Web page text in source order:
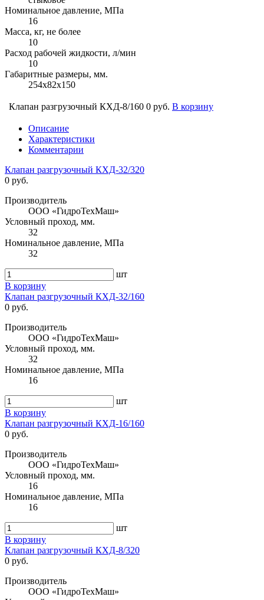
Номинальное давление, МПа
16
Масса, кг, не более
10
Расход рабочей жидкости, л/мин
10
Габаритные размеры, мм.
254х82х150
Клапан разгрузочный КХД-8/160 0 руб. В корзину
Описание
Характеристики
Комментарии
Клапан разгрузочный КХД-32/320
0 руб.
Производитель
ООО «ГидроТехМаш»
Условный проход, мм.
32
Номинальное давление, МПа
32
шт
В корзину
Клапан разгрузочный КХД-32/160
0 руб.
Производитель
ООО «ГидроТехМаш»
Условный проход, мм.
32
Номинальное давление, МПа
16
шт
В корзину
Клапан разгрузочный КХД-16/160
0 руб.
Производитель
ООО «ГидроТехМаш»
Условный проход, мм.
16
Номинальное давление, МПа
16
шт
В корзину
Клапан разгрузочный КХД-8/320
0 руб.
Производитель
ООО «ГидроТехМаш»